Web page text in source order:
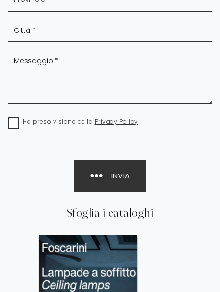
Sfoglia i cataloghi
Ho preso visione della Privacy Policy
INVIA